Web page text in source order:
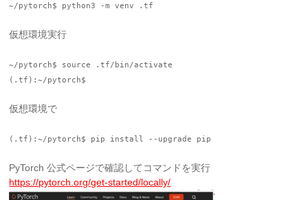
~/pytorch$ python3 -m venv .tf
仮想環境実行
~/pytorch$ source .tf/bin/activate
(.tf):~/pytorch$
仮想環境で
(.tf):~/pytorch$ pip install --upgrade pip
PyTorch 公式ページで確認してコマンドを実行
https://pytorch.org/get-started/locally/